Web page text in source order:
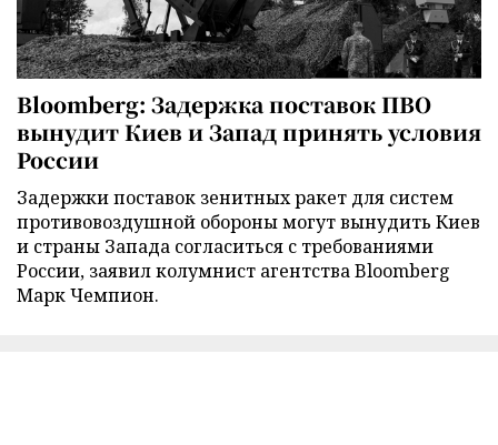
Bloomberg: Задержка поставок ПВО
вынудит Киев и Запад принять условия
России
Задержки поставок зенитных ракет для систем
противовоздушной обороны могут вынудить Киев
и страны Запада согласиться с требованиями
России, заявил колумнист агентства Bloomberg
Марк Чемпион.